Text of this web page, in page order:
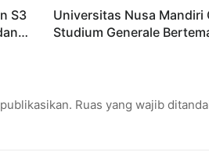
S3
Universitas Nusa Mandiri
Studium Generale
Ruas yang wajib